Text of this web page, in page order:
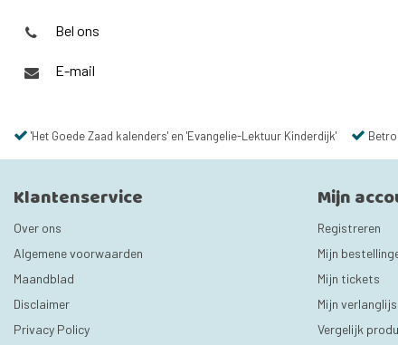
Bel ons
E-mail
'Het Goede Zaad kalenders' en 'Evangelie-Lektuur Kinderdijk'
Klantenservice
Over ons
Algemene voorwaarden
Maandblad
Disclaimer
Privacy Policy
Mijn
Registreren
Mijn
Mijn tickets
Mijn
Vergelijk